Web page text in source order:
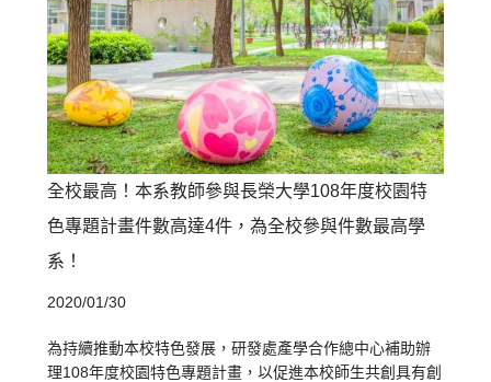
全校最高！本系教師參與長榮大學108年度校園特
色專題計畫件數高達4件，為全校參與件數最高學
系！
2020/01/30
為持續推動本校特色發展，研發處產學合作總中心補助辦
理108年度校園特色專題計畫，以促進本校師生共創具有創